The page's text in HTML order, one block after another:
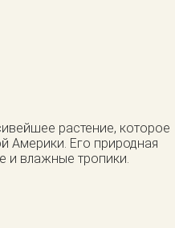
растение, которое
Америки. Его природная
и влажные тропики.